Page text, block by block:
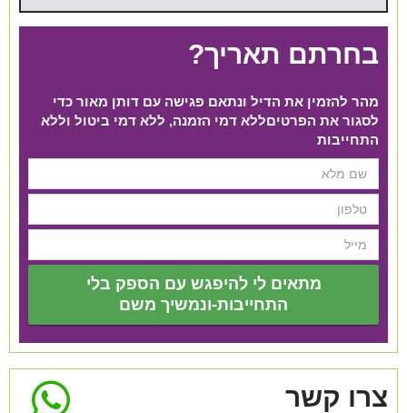
בחרתם תאריך?
מהר להזמין את הדיל ונתאם פגישה עם דותן מאור כדי
לסגור את הפרטים​ ללא דמי הזמנה, ללא דמי ביטול וללא
התחייבות
מתאים לי להיפגש עם הספק בלי
התחייבות-ונמשיך משם
צרו קשר